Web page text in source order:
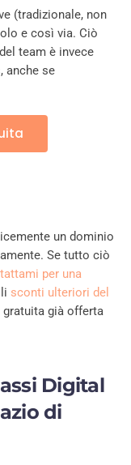
(tradizionale, non
e così via. Ciò
team è invece
anche se
un dominio
Se tutto ciò
per una
sconti ulteriori del
già offerta
Digital
di